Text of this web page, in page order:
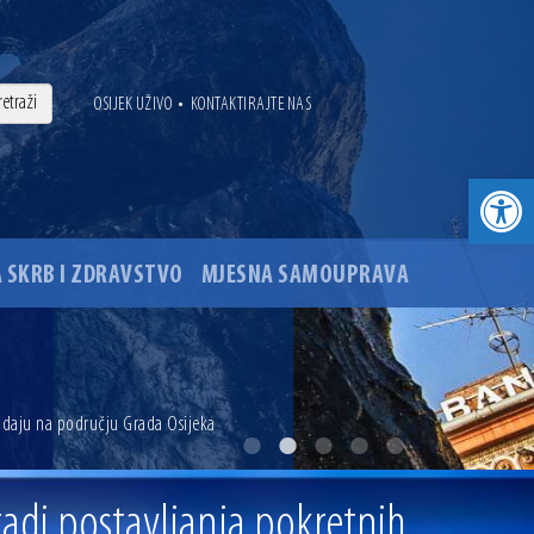
OSIJEK UŽIVO • KONTAKTIRAJTE NAS
SKRB I ZDRAVSTVO MJESNA SAMOUPRAVA
glavnog osječkog Trga Ante Starčevića
na području Grada Osijeka